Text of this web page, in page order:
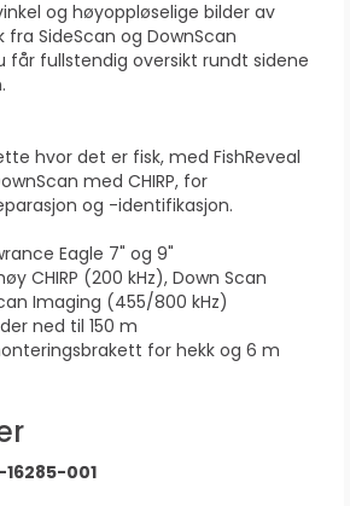
og høyoppløselige bilder av
SideScan og DownScan
får fullstendig oversikt rundt sidene
hvor det er fisk, med FishReveal
med CHIRP, for
og -identifikasjon.
Eagle 7" og 9"
CHIRP (200 kHz), Down Scan
Imaging (455/800 kHz)
ned til 150 m
for hekk og 6 m
001